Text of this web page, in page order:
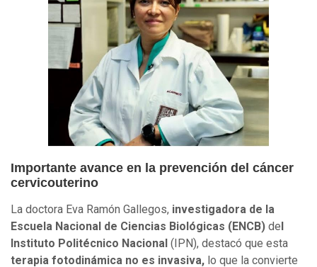
Importante avance en la prevención del cáncer
cervicouterino
La doctora Eva Ramón Gallegos, investigadora de la
Escuela Nacional de Ciencias Biológicas (ENCB) de
Instituto Politécnico Nacional (IPN), destacó que esta
terapia fotodinámica no es invasiva, lo que la convierte